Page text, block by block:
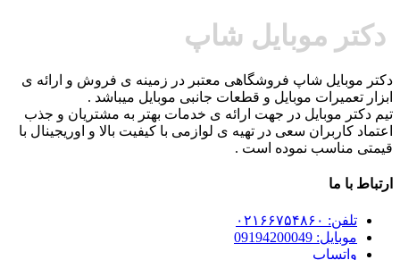
دکتر موبایل شاپ
دکتر موبایل شاپ فروشگاهی معتبر در زمینه ی فروش و ارائه ی
ابزار تعمیرات موبایل و قطعات جانبی موبایل میباشد .
تیم دکتر موبایل در جهت ارائه ی خدمات بهتر به مشتریان و جذب
اعتماد کاربران سعی در تهیه ی لوازمی با کیفیت بالا و اوریجینال با
قیمتی مناسب نموده است .
ارتباط با ما
تلفن: ۰۲۱۶۶۷۵۴۸۶۰
موبایل: 09194200049
واتساپ